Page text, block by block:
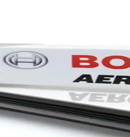
Takımı Detaylı
ön silecek takımı, yüksek
modelleri için yüksek
yüksek performans ve
Ön Silecek Takımı
etkili silme performansı ile güvenli